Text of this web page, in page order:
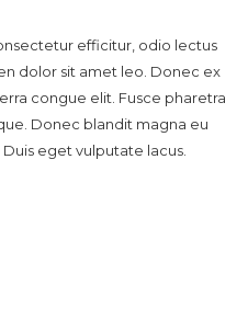
efficitur, odio lectus
dolor sit amet leo. Donec ex
congue elit. Fusce pharetra
Donec blandit magna eu
eget vulputate lacus.